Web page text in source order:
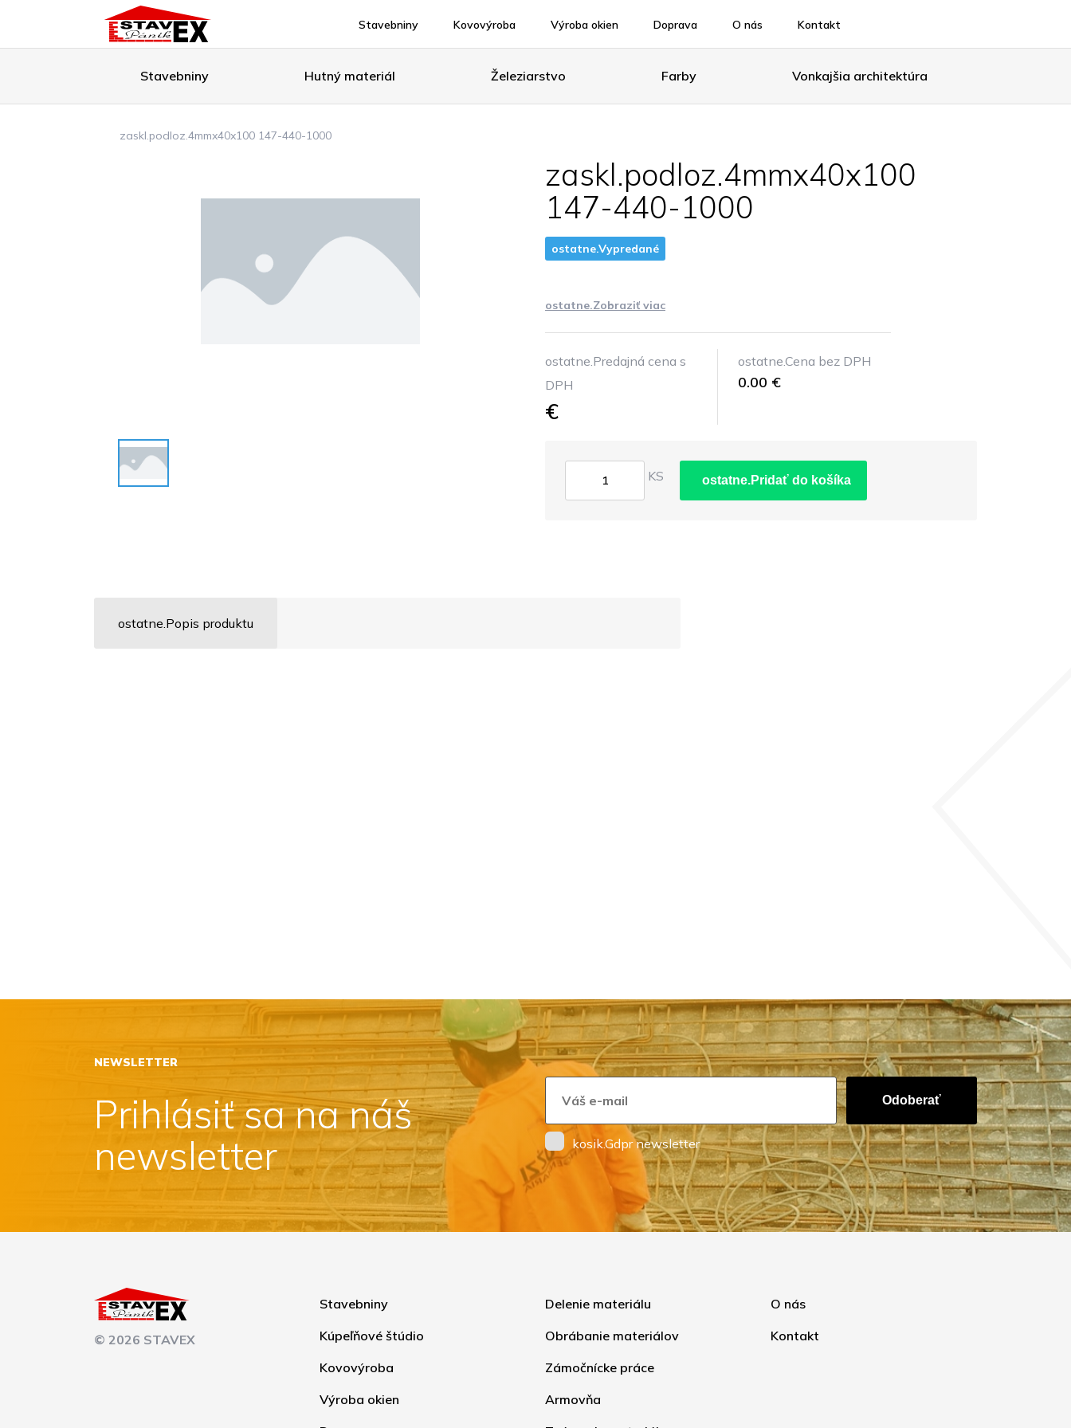
Stavebniny Kovovýroba Výroba okien Doprava O nás Kontakt
Stavebniny Hutný materiál Železiarstvo Farby Vonkajšia architektúra
zaskl.podloz.4mmx40x100 147-440-1000
zaskl.podloz.4mmx40x100
147-440-1000
ostatne.Vypredané
ostatne.Zobraziť viac
ostatne.Predajná cena s
DPH
€
ostatne.Cena bez DPH
0.00 €
KS ostatne.Pridať do košíka
ostatne.Popis produktu
NEWSLETTER
Prihlásiť sa na náš
newsletter
Odoberať
kosik.Gdpr newsletter
© 2026 STAVEX
Stavebniny
Kúpeľňové štúdio
Kovovýroba
Výroba okien
Delenie materiálu
Obrábanie materiálov
Zámočnícke práce
Armovňa
O nás
Kontakt